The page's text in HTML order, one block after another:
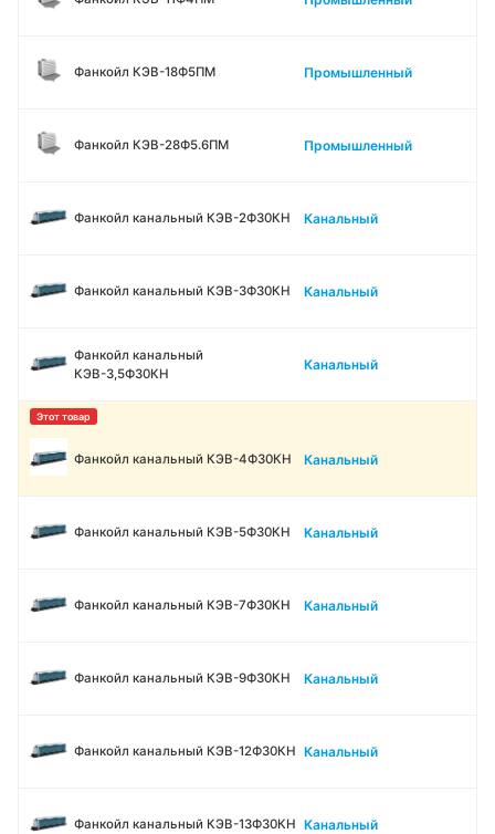
Фанкойл КЭВ-18Ф5ПМ Промышленный
Фанкойл КЭВ-28Ф5.6ПМ Промышленный
Фанкойл канальный КЭВ-2Ф30КН Канальный
Фанкойл канальный КЭВ-3Ф30КН Канальный
Фанкойл канальный
КЭВ-3,5Ф30КН
Канальный
Фанкойл канальный КЭВ-4Ф30КН Канальный
Фанкойл канальный КЭВ-5Ф30КН Канальный
Фанкойл канальный КЭВ-7Ф30КН Канальный
Фанкойл канальный КЭВ-9Ф30КН Канальный
Фанкойл канальный КЭВ-12Ф30КН Канальный
Фанкойл канальный КЭВ-13Ф30КН Канальный